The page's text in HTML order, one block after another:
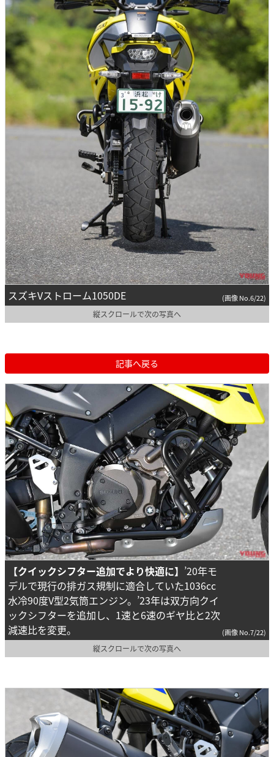
スズキVストローム1050DE (画像 No.6/22)
縦スクロールで次の写真へ
記事へ戻る
【クイックシフター追加でより快適に】 ’20年モ
デルで現行の排ガス規制に適合していた1036cc
水冷90度V型2気筒エンジン。’23年は双方向クイ
ックシフターを追加し、1速と6速のギヤ比と2次
減速比を変更。
(画像 No.7/22)
縦スクロールで次の写真へ